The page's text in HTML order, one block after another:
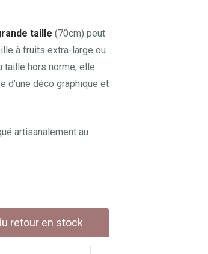
taille (70cm) peut
à fruits extra-large ou
taille hors norme, elle
d’une déco graphique et
artisanalement au
retour en stock